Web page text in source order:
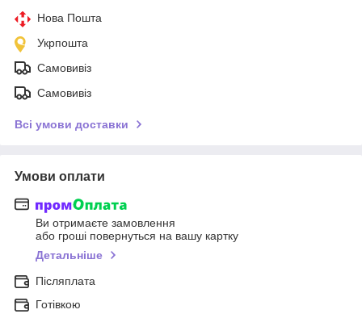
Нова Пошта
Укрпошта
Самовивіз
Самовивіз
Всі умови доставки
Умови оплати
Ви отримаєте замовлення
або гроші повернуться на вашу картку
Детальніше
Післяплата
Готівкою